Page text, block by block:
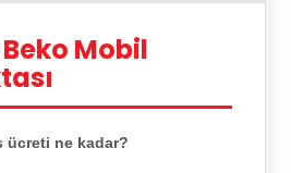
Mobil
ücreti ne kadar?